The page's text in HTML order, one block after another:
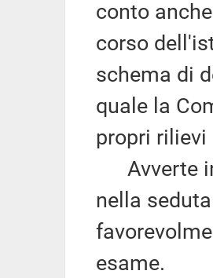
conto
corso
schema di
quale la
propri rilievi
Avverte
nella
esame.